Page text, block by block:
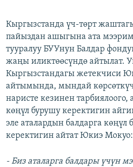
Кыргызстанда үч-төрт
пайыздан ашыгына ата
тууралуу БУУнун Балдар
жаңы иликтөөсүндө айтылат.
Кыргызстандагы жетекчиси
айтымында, мындай
наристе кезинен тарбиялоого,
көңүл бурушу керектигин
эле аталардын балдарга көңүл
керектигин айтат Юкиэ Мокуо:
- Биз аталарга балдары үчүн